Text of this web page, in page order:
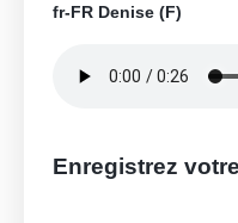
fr-FR Denise (F)
Enregistrez